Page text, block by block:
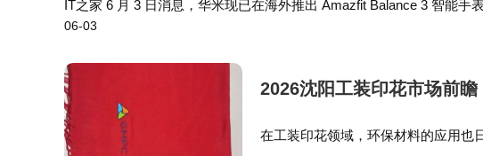
IT之家 6 月 3 日消息，华米现已在海外推出 Amazfit Balance 3 智能手
约合 2508 元人民币）。 该机采用不锈钢表身，整体…
06-03
2026沈阳工装印花市场前
在工装印花领域，环保材料的应用也